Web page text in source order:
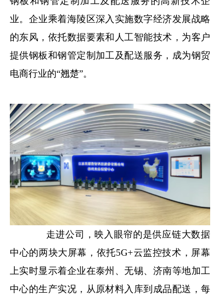
业。企业乘着海陵区深入实施数字经济发展战略
的东风，依托数据要素和人工智能技术，为客户
提供钢板和钢管定制加工及配送服务，成为钢贸
电商行业的“翘楚”。
走进公司，映入眼帘的是供应链大数据
中心的两块大屏幕，依托5G+云监控技术，屏幕
上实时显示着企业在泰州、无锡、济南等地加工
中心的生产实况，从原材料入库到成品配送，每